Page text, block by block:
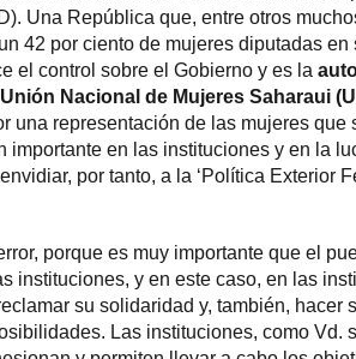
Una República que, entre otros
42 por ciento de mujeres diputadas
el control sobre el Gobierno y es la
Unión Nacional de Mujeres Saharaui
una representación de las mujeres que
importante en las instituciones y en la
por tanto, a la ‘Política Exterior
porque es muy importante que el
instituciones, y en este caso, en las
su solidaridad y, también, hacer
Las instituciones, como Vd.